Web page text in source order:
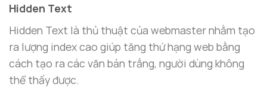
Hidden Text
Hidden Text là thủ thuật của webmaster nhằm tạo
ra lượng index cao giúp tăng thứ hạng web bằng
cách tạo ra các văn bản trắng, người dùng không
thể thấy được.